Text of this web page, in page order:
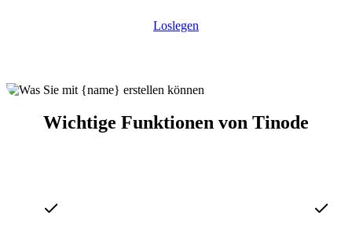
Loslegen
Wichtige Funktionen von Tinode